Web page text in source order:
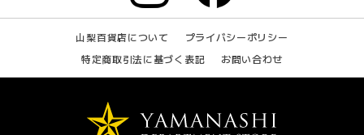
山梨百貨店について
プライバシーポリシー
特定商取引法に基づく表記
お問い合わせ